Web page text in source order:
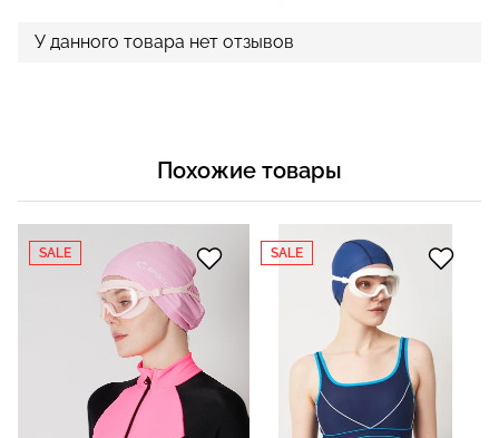
У данного товара нет отзывов
Похожие товары
SALE SALE